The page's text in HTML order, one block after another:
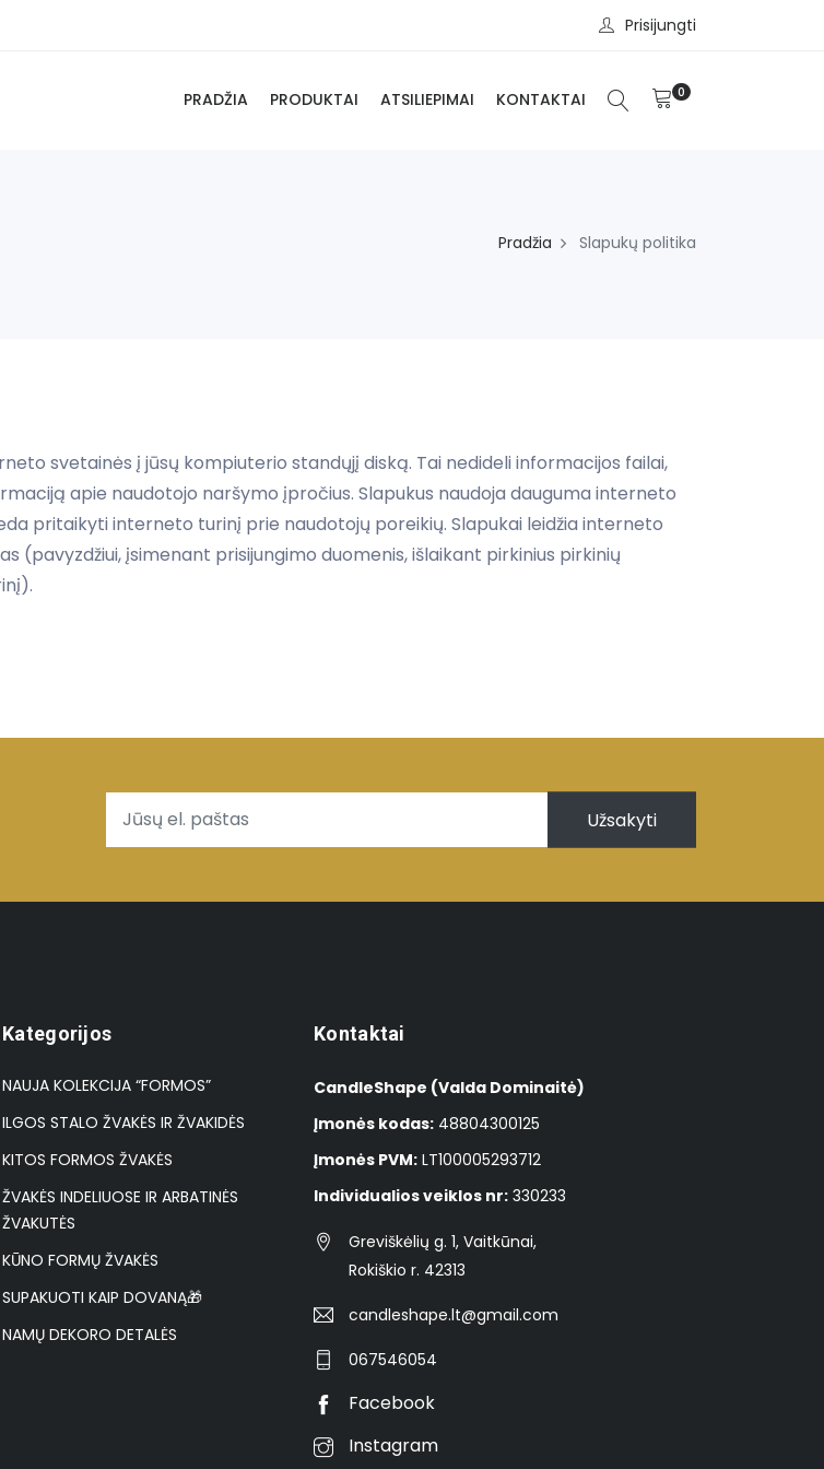
Prisijungti
PRADŽIA PRODUKTAI ATSILIEPIMAI KONTAKTAI 0
Pradžia Slapukų politika
svetainės į jūsų kompiuterio standųjį diską. Tai nedideli informacijos failai,
apie naudotojo naršymo įpročius. Slapukus naudoja dauguma interneto
pritaikyti interneto turinį prie naudotojų poreikių. Slapukai leidžia interneto
įsimenant prisijungimo duomenis, išlaikant pirkinius pirkinių
Užsakyti
Kategorijos
NAUJA KOLEKCIJA “FORMOS”
ILGOS STALO ŽVAKĖS IR ŽVAKIDĖS
KITOS FORMOS ŽVAKĖS
ŽVAKĖS INDELIUOSE IR ARBATINĖS
ŽVAKUTĖS
KŪNO FORMŲ ŽVAKĖS
SUPAKUOTI KAIP DOVANĄ🎁
NAMŲ DEKORO DETALĖS
Kontaktai
CandleShape (Valda Dominaitė)
Įmonės kodas: 48804300125
Įmonės PVM: LT100005293712
Individualios veiklos nr: 330233
Greviškėlių g. 1, Vaitkūnai,
Rokiškio r. 42313
candleshape.lt@gmail.com
067546054
Facebook
Instagram